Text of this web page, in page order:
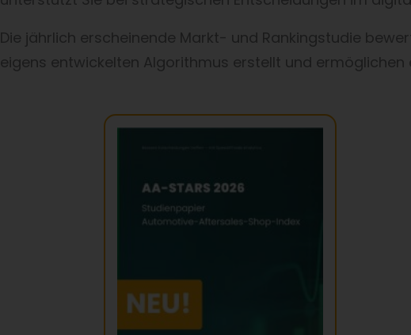
Die jährlich erscheinende Markt- und Rankingstudie
eigens entwickelten Algorithmus erstellt und